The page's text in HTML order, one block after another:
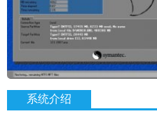
系统介绍